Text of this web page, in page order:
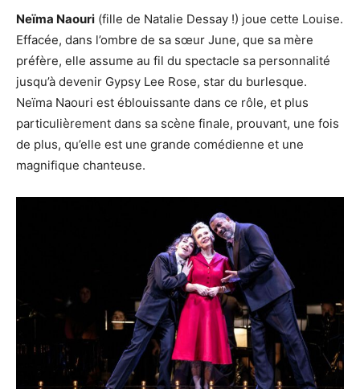
Neïma Naouri (fille de Natalie Dessay !) joue cette Louise.
Effacée, dans l’ombre de sa sœur June, que sa mère
préfère, elle assume au fil du spectacle sa personnalité
jusqu’à devenir Gypsy Lee Rose, star du burlesque.
Neïma Naouri est éblouissante dans ce rôle, et plus
particulièrement dans sa scène finale, prouvant, une fois
de plus, qu’elle est une grande comédienne et une
magnifique chanteuse.